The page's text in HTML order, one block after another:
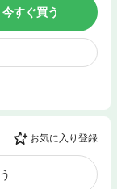
今すぐ買う
お気に入り登録